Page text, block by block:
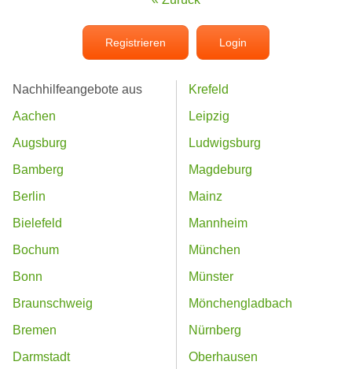
Registrieren Login
Nachhilfeangebote aus
Aachen
Augsburg
Bamberg
Berlin
Bielefeld
Bochum
Bonn
Braunschweig
Bremen
Darmstadt
Krefeld
Leipzig
Ludwigsburg
Magdeburg
Mainz
Mannheim
München
Münster
Mönchengladbach
Nürnberg
Oberhausen